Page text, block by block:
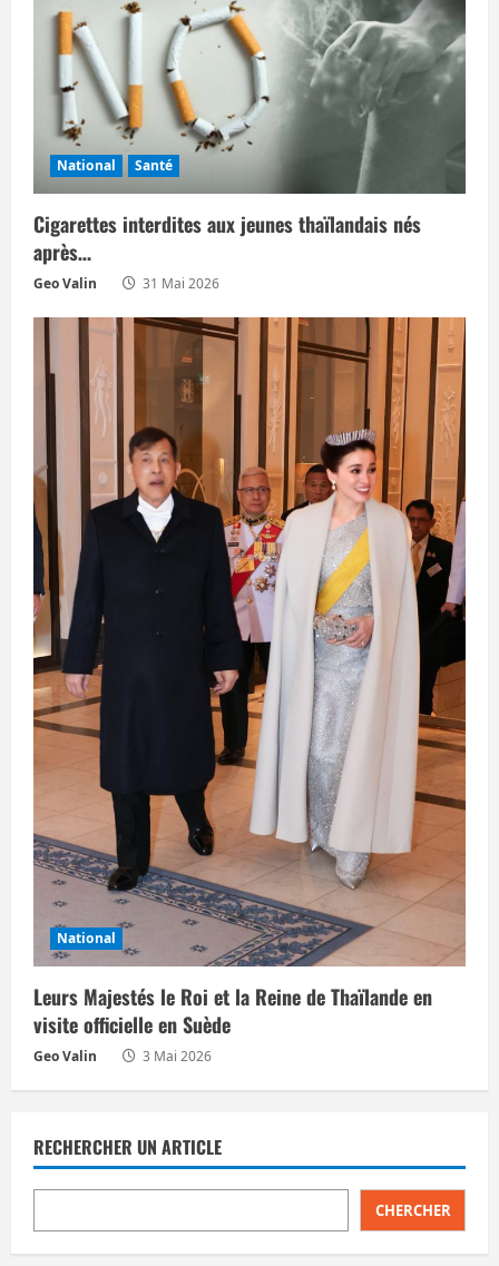
National Santé
Cigarettes interdites aux jeunes thaïlandais nés
après…
Geo Valin 31 Mai 2026
National
Leurs Majestés le Roi et la Reine de Thaïlande en
visite officielle en Suède
Geo Valin 3 Mai 2026
RECHERCHER UN ARTICLE
CHERCHER